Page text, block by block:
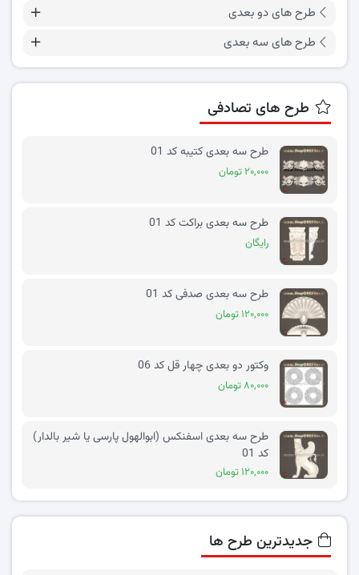
طرح های دو بعدی
طرح های سه بعدی
طرح های تصادفی
طرح سه بعدی کتیبه کد 01
۲۰,۰۰۰ تومان
طرح سه بعدی براکت کد 01
رایگان
طرح سه بعدی صدفی کد 01
۱۲۰,۰۰۰ تومان
وکتور دو بعدی چهار قل کد 06
۸۰,۰۰۰ تومان
طرح سه بعدی اسفنکس (ابوالهول پارسی یا شیر بالدار)
کد 01
۱۲۰,۰۰۰ تومان
جدیدترین طرح ها